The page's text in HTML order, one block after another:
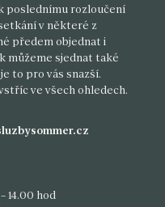
poslednímu rozloučení
v některé z
předem objednat i
můžeme sjednat také
to pro vás snazší.
ve všech ohledech.
14.00 hod